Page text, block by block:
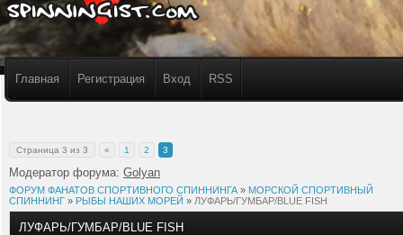
Главная Регистрация Вход RSS
Страница 3 из 3 « 1 2 3
Модератор форума: Golyan
ФОРУМ ФАНАТОВ СПОРТИВНОГО СПИННИНГА » МОРСКОЙ СПОРТИВНЫЙ
СПИННИНГ » РЫБЫ НАШИХ МОРЕЙ » ЛУФАРЬ/ГУМБАР/BLUE FISH
ЛУФАРЬ/ГУМБАР/BLUE FISH